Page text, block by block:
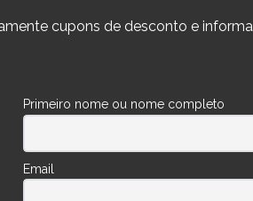
cupons de desconto e
Primeiro nome ou nome completo
Email